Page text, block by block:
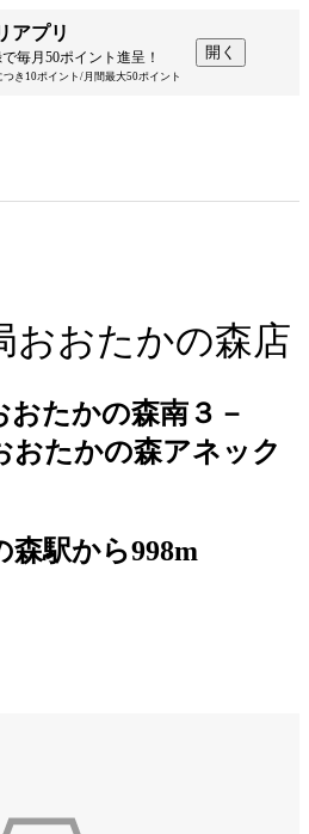
アプリ
毎月50ポイント進呈！
き10ポイント/月間最大50ポイント
開く
おおたかの森店
おたかの森南３－
たかの森アネック
森駅から998m
短く！
短く！